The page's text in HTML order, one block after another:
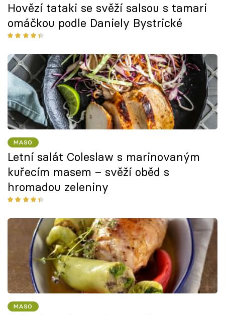
Hovězí tataki se svěží salsou s tamari
omáčkou podle Daniely Bystrické
MASO
Letní salát Coleslaw s marinovaným
kuřecím masem – svěží oběd s
hromadou zeleniny
MASO